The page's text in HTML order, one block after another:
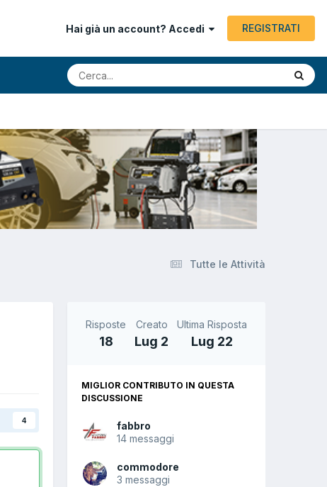
Hai già un account? Accedi REGISTRATI
Tutte le Attività
4
Risposte
18
Creato
Lug 2
Ultima Risposta
Lug 22
MIGLIOR CONTRIBUTO IN QUESTA
DISCUSSIONE
fabbro
14 messaggi
commodore
3 messaggi